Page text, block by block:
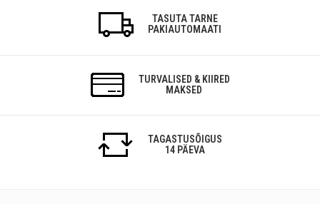
TASUTA TARNE
PAKIAUTOMAATI
TURVALISED & KIIRED
MAKSED
TAGASTUSÕIGUS
14 PÄEVA